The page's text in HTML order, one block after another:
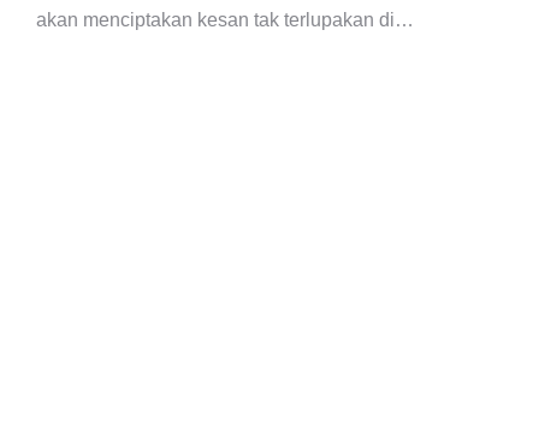
akan menciptakan kesan tak terlupakan di…